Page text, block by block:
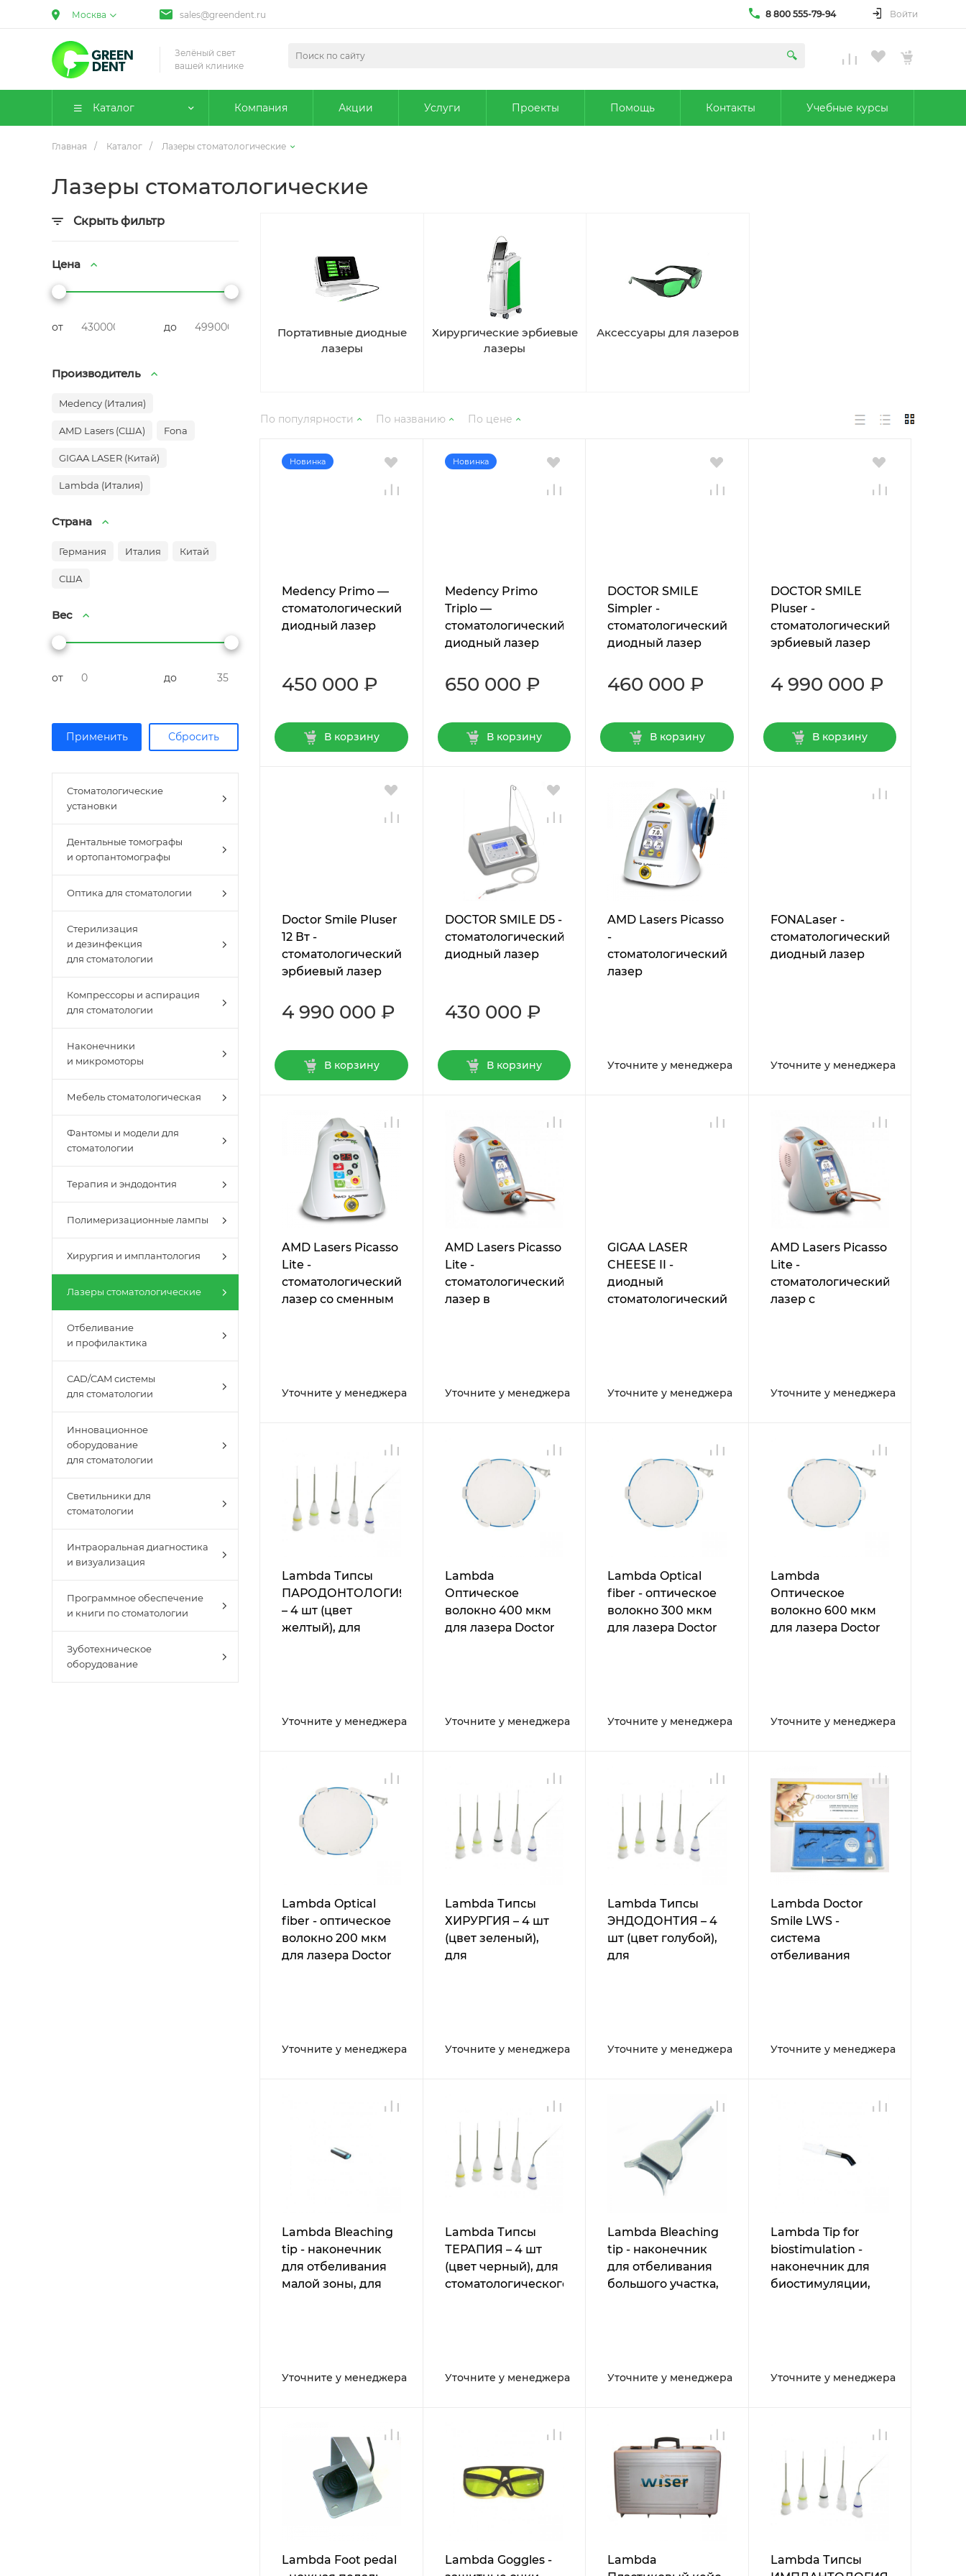
Москва sales@greendent.ru 8 800 555-79-94 Войти
Зелёный свет
вашей клинике
Каталог Компания Акции Услуги Проекты Помощь Контакты Учебные курсы
Главная / Каталог / Лазеры стоматологические
Лазеры стоматологические
Скрыть фильтр
Цена
от до
Производитель
Medency (Италия)
AMD Lasers (США) Fona
GIGAA LASER (Китай)
Lambda (Италия)
Страна
Германия Италия Китай
США
Вес
от до
Стоматологические
установки
Дентальные томографы
и ортопантомографы
Оптика для стоматологии
Стерилизация
и дезинфекция
для стоматологии
Компрессоры и аспирация
для стоматологии
Наконечники
и микромоторы
Мебель стоматологическая
Фантомы и модели для
стоматологии
Терапия и эндодонтия
Полимеризационные лампы
Хирургия и имплантология
Лазеры стоматологические
Отбеливание
и профилактика
CAD/CAM системы
для стоматологии
Инновационное
оборудование
для стоматологии
Светильники для
стоматологии
Интраоральная диагностика
и визуализация
Программное обеспечение
и книги по стоматологии
Зуботехническое
оборудование
Портативные диодные
лазеры
Хирургические эрбиевые
лазеры
Аксессуары для лазеров
По популярности По названию По цене
Новинка
Medency Primo —
стоматологический
диодный лазер
450 000 ₽
В корзину
Новинка
Medency Primo
Triplo —
стоматологический
диодный лазер
650 000 ₽
В корзину
DOCTOR SMILE
Simpler -
стоматологический
диодный лазер
460 000 ₽
В корзину
DOCTOR SMILE
Pluser -
стоматологический
эрбиевый лазер
4 990 000 ₽
В корзину
Doctor Smile Pluser
12 Вт -
cтоматологический
эрбиевый лазер
4 990 000 ₽
В корзину
DOCTOR SMILE D5 -
стоматологический
диодный лазер
430 000 ₽
В корзину
AMD Lasers Picasso
-
стоматологический
лазер
Уточните у менеджера
FONALaser -
стоматологический
диодный лазер
Уточните у менеджера
AMD Lasers Picasso
Lite -
стоматологический
лазер со сменным
Уточните у менеджера
AMD Lasers Picasso
Lite -
стоматологический
лазер в
Уточните у менеджера
GIGAA LASER
CHEESE II -
диодный
стоматологический
Уточните у менеджера
AMD Lasers Picasso
Lite -
стоматологический
лазер с
Уточните у менеджера
Lambda Типсы
ПАРОДОНТОЛОГИЯ
– 4 шт (цвет
желтый), для
Уточните у менеджера
Lambda
Оптическое
волокно 400 мкм
для лазера Doctor
Уточните у менеджера
Lambda Optical
fiber - оптическое
волокно 300 мкм
для лазера Doctor
Уточните у менеджера
Lambda
Оптическое
волокно 600 мкм
для лазера Doctor
Уточните у менеджера
Lambda Optical
fiber - оптическое
волокно 200 мкм
для лазера Doctor
Уточните у менеджера
Lambda Типсы
ХИРУРГИЯ – 4 шт
(цвет зеленый),
для
Уточните у менеджера
Lambda Типсы
ЭНДОДОНТИЯ – 4
шт (цвет голубой),
для
Уточните у менеджера
Lambda Doctor
Smile LWS -
система
отбеливания
Уточните у менеджера
Lambda Bleaching
tip - наконечник
для отбеливания
малой зоны, для
Уточните у менеджера
Lambda Типсы
ТЕРАПИЯ – 4 шт
(цвет черный), для
стоматологического
Уточните у менеджера
Lambda Bleaching
tip - наконечник
для отбеливания
большого участка,
Уточните у менеджера
Lambda Tip for
biostimulation -
наконечник для
биостимуляции,
Уточните у менеджера
Lambda Foot pedal
Lambda Goggles -
Lambda
Lambda Типсы